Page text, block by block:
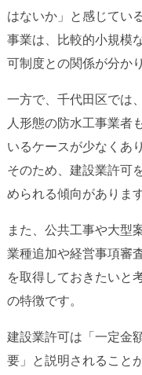
はないか」と感じてい
事業は、比較的小規模
可制度との関係が分か
一方で、千代田区では
人形態の防水工事業者
いるケースが少なくあ
そのため、建設業許可
められる傾向があります
また、公共工事や大型
業種追加や経営事項審
を取得しておきたいと
の特徴です。
建設業許可は「一定金
要」と説明されること